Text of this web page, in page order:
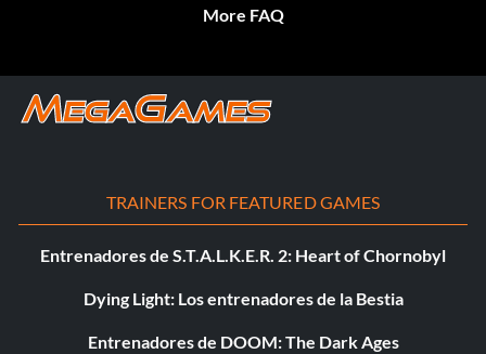
More FAQ
TRAINERS FOR FEATURED GAMES
Entrenadores de S.T.A.L.K.E.R. 2: Heart of Chornobyl
Dying Light: Los entrenadores de la Bestia
Entrenadores de DOOM: The Dark Ages